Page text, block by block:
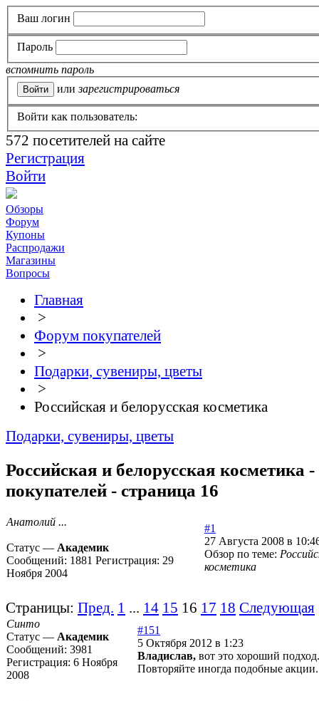
Ваш логин
Пароль
вспомнить пароль
или зарегистрироваться
Войти как пользователь:
572 посетителей на сайте
Регистрация
Войти
Обзоры
Форум
Купоны
Распродажи
Магазины
Вопросы
Главная
>
Форум покупателей
>
Подарки, сувениры, цветы
>
Российская и белорусская косметика
Подарки, сувениры, цветы
Российская и белорусская косметика
покупателей - страница 16
Анатолий ...
Статус — Академик
Сообщений: 1881 Регистрация: 29
Ноября 2004
#1
27 Августа 2008 в
Обзор по теме:
косметика
Страницы: Пред. 1 ... 14 15 16 17 18 Следующая
Синто
Статус — Академик
Сообщений: 3981
Регистрация: 6 Ноября
2008
#151
5 Октября 2012 в 1:23
Владислав, вот это хороший
Повторяйте иногда подобные